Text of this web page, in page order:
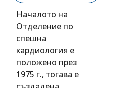
Началото на
Отделение по
спешна
кардиология е
положено през
1975 г., тогава е